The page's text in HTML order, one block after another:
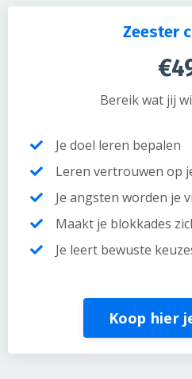
Zeester
Bereik wat jij
Je doel leren bepalen
Leren vertrouwen op
Je angsten worden je
Maakt je blokkades
Je leert bewuste
Koop hier